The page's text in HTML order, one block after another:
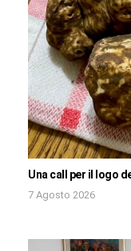
Una call per il logo
7 Agosto 2026